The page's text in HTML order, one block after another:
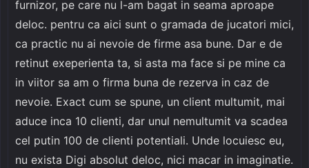
furnizor, pe care nu l-am bagat in seama aproape
deloc. pentru ca aici sunt o gramada de jucatori mici,
ca practic nu ai nevoie de firme asa bune. Dar e de
retinut exeperienta ta, si asta ma face si pe mine ca
in viitor sa am o firma buna de rezerva in caz de
nevoie. Exact cum se spune, un client multumit, mai
aduce inca 10 clienti, dar unul nemultumit va scadea
cel putin 100 de clienti potentiali. Unde locuiesc eu,
nu exista Digi absolut deloc, nici macar in imaginatie.